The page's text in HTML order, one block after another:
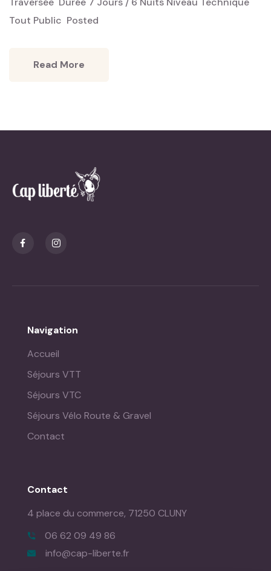
Tout Public ‎ Posted
Read More
Navigation
Accueil
Séjours VTT
Séjours VTC
Séjours Vélo Route & Gravel
Contact
Contact
4 place du commerce, 71250 CLUNY
06 62 09 49 86
info@cap-liberte.fr